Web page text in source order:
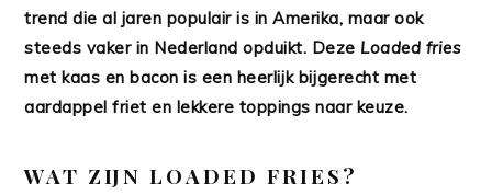
trend die al jaren populair is in Amerika, maar ook
steeds vaker in Nederland opduikt. Deze Loaded fries
met kaas en bacon is een heerlijk bijgerecht met
aardappel friet en lekkere toppings naar keuze.
WAT ZIJN LOADED FRIES?